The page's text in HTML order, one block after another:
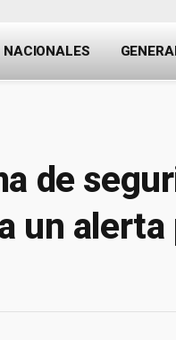
NACIONALES
de
un alerta